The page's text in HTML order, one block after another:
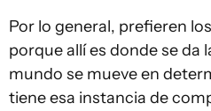
Por lo general, prefieren
porque allí es donde se da
mundo se mueve en
tiene esa instancia de